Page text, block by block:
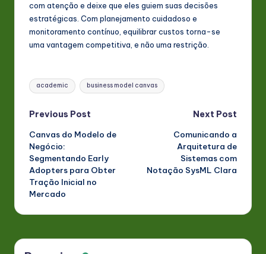
com atenção e deixe que eles guiem suas decisões
estratégicas. Com planejamento cuidadoso e
monitoramento contínuo, equilibrar custos torna-se
uma vantagem competitiva, e não uma restrição.
Tags:
academic business model canvas
Post
navigation
Previous Post
Canvas do Modelo de
Negócio:
Segmentando Early
Adopters para Obter
Tração Inicial no
Mercado
Next Post
Comunicando a
Arquitetura de
Sistemas com
Notação SysML Clara